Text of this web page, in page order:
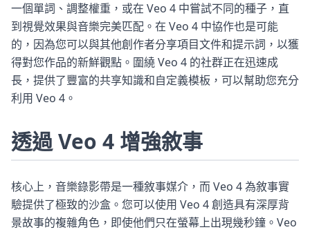
一個單詞、調整權重，或在 Veo 4 中嘗試不同的種子，直
到視覺效果與音樂完美匹配。在 Veo 4 中協作也是可能
的，因為您可以與其他創作者分享項目文件和提示詞，以獲
得對您作品的新鮮觀點。圍繞 Veo 4 的社群正在迅速成
長，提供了豐富的共享知識和自定義模板，可以幫助您充分
利用 Veo 4。
透過 Veo 4 增強敘事
核心上，音樂錄影帶是一種敘事媒介，而 Veo 4 為敘事實
驗提供了極致的沙盒。您可以使用 Veo 4 創造具有深厚背
景故事的複雜角色，即使他們只在螢幕上出現幾秒鐘。Veo